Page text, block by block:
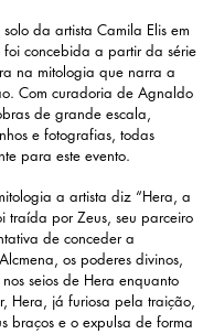
da artista Camila Elis em
foi concebida a partir da série
na mitologia que narra a
Com curadoria de Agnaldo
de grande escala,
e fotografias, todas
para este evento.
a artista diz “Hera, a
traída por Zeus, seu parceiro
de conceder a
os poderes divinos,
seios de Hera enquanto
Hera, já furiosa pela traição,
braços e o expulsa de forma